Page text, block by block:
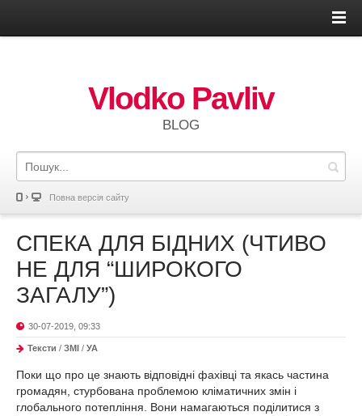
Vlodko Pavliv
BLOG
Повна версія сайту
СПЕКА ДЛЯ БІДНИХ (ЧТИВО
НЕ ДЛЯ “ШИРОКОГО
ЗАГАЛУ”)
30-07-2019, 09:33
Тексти / ЗМІ / УА
Поки що про це знають відповідні фахівці та якась частина
громадян, стурбована проблемою кліматичних змін і
глобального потепління. Вони намагаються поділитися з